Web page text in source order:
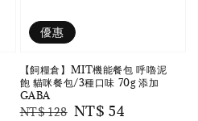
優惠
【飼糧倉】MIT機能餐包 呼嚕泥
飽 貓咪餐包/3種口味 70g 添加
GABA
Regular
NT$ 128 Sale
NT$ 54